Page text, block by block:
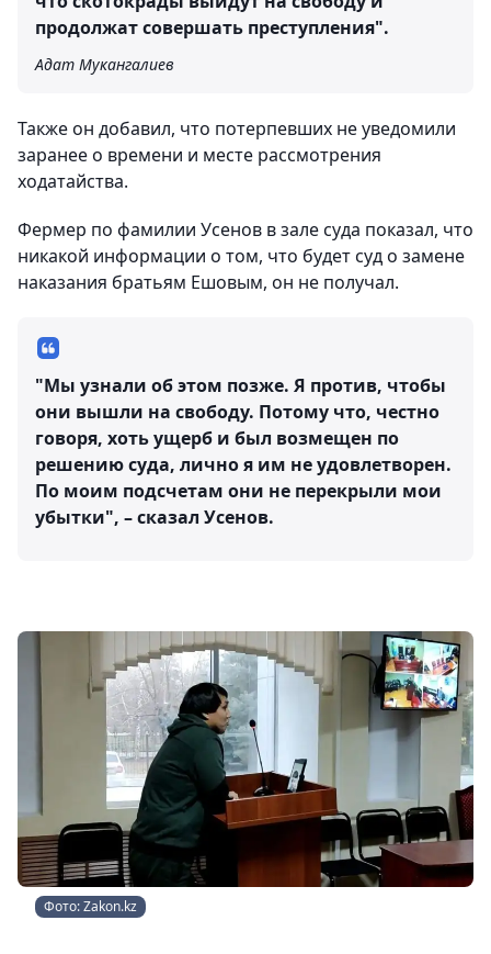
продолжат совершать преступления".
Адат Мукангалиев
Также он добавил, что потерпевших не уведомили
заранее о времени и месте рассмотрения
ходатайства.
Фермер по фамилии Усенов в зале суда показал, что
никакой информации о том, что будет суд о замене
наказания братьям Ешовым, он не получал.
"Мы узнали об этом позже. Я против, чтобы
они вышли на свободу. Потому что, честно
говоря, хоть ущерб и был возмещен по
решению суда, лично я им не удовлетворен.
По моим подсчетам они не перекрыли мои
убытки", – сказал Усенов.
Фото: Zakon.kz